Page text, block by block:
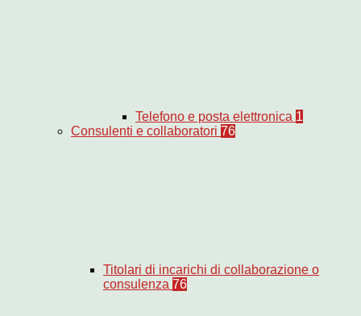
Telefono e posta elettronica 1
Consulenti e collaboratori 76
Titolari di incarichi di collaborazione o
consulenza 76